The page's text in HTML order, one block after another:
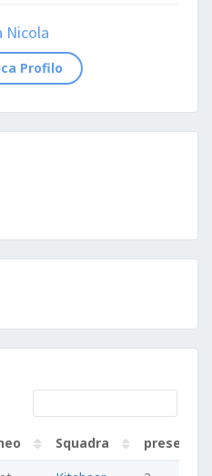
Nicola
Profilo
Squadra
presenze
Squadra presenze